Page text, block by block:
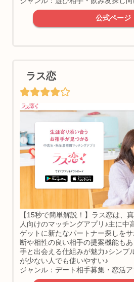
公式ページ
ラス恋
【15秒で簡単解説！】ラス恋は、
人向けのマッチングアプリ♪主に中
ゲットに新たなパートナー探しを
断や相性の良い相手の提案機能も
手と出会える仕組みが魅力♪シンプ
が少ない人でも使いやすい♪
ジャンル：デート相手募集・恋活